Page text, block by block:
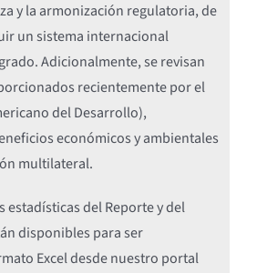
y la armonización regulatoria, de
un sistema internacional
Adicionalmente, se revisan
recientemente por el
del Desarrollo),
económicos y ambientales
multilateral.
estadísticas del Reporte y del
disponibles para ser
Excel desde nuestro portal